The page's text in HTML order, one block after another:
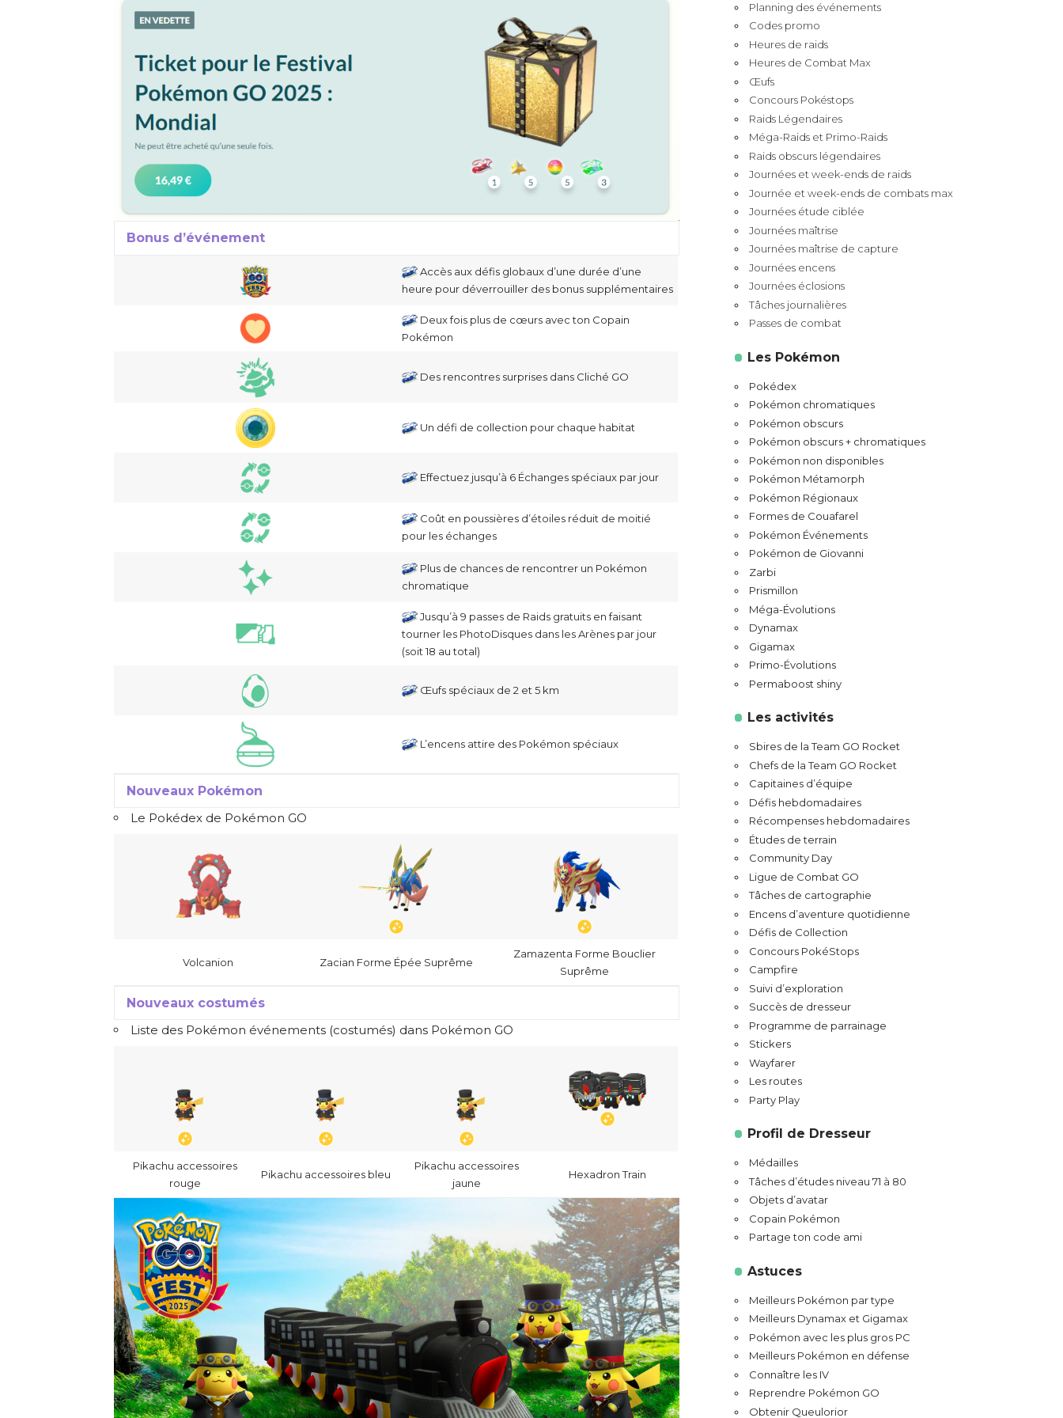
Bonus d’événement
Accès aux défis globaux d’une durée d’une
heure pour déverrouiller des bonus supplémentaires
Deux fois plus de cœurs avec ton Copain
Pokémon
Des rencontres surprises dans Cliché GO
Un défi de collection pour chaque habitat
Effectuez jusqu’à 6 Échanges spéciaux par jour
Coût en poussières d’étoiles réduit de moitié
pour les échanges
Plus de chances de rencontrer un Pokémon
chromatique
Jusqu’à 9 passes de Raids gratuits en faisant
tourner les PhotoDisques dans les Arènes par jour
(soit 18 au total)
Œufs spéciaux de 2 et 5 km
L’encens attire des Pokémon spéciaux
Nouveaux Pokémon
Le Pokédex de Pokémon GO
Volcanion Zacian Forme Épée Suprême
Zamazenta Forme Bouclier
Suprême
Nouveaux costumés
Liste des Pokémon événements (costumés) dans Pokémon GO
Pikachu accessoires
rouge
Pikachu accessoires bleu
Pikachu accessoires
jaune
Hexadron Train
Planning des événements
Codes promo
Heures de raids
Heures de Combat Max
Œufs
Concours Pokéstops
Raids Légendaires
Méga-Raids et Primo-Raids
Raids obscurs légendaires
Journées et week-ends de raids
Journée et week-ends de combats max
Journées étude ciblée
Journées maîtrise
Journées maîtrise de capture
Journées encens
Journées éclosions
Tâches journalières
Passes de combat
Les Pokémon
Pokédex
Pokémon chromatiques
Pokémon obscurs
Pokémon obscurs + chromatiques
Pokémon non disponibles
Pokémon Métamorph
Pokémon Régionaux
Formes de Couafarel
Pokémon Événements
Pokémon de Giovanni
Zarbi
Prismillon
Méga-Évolutions
Dynamax
Gigamax
Primo-Évolutions
Permaboost shiny
Les activités
Sbires de la Team GO Rocket
Chefs de la Team GO Rocket
Capitaines d’équipe
Défis hebdomadaires
Récompenses hebdomadaires
Études de terrain
Community Day
Ligue de Combat GO
Tâches de cartographie
Encens d’aventure quotidienne
Défis de Collection
Concours PokéStops
Campfire
Suivi d’exploration
Succès de dresseur
Programme de parrainage
Stickers
Wayfarer
Les routes
Party Play
Profil de Dresseur
Médailles
Tâches d’études niveau 71 à 80
Objets d’avatar
Copain Pokémon
Partage ton code ami
Astuces
Meilleurs Pokémon par type
Meilleurs Dynamax et Gigamax
Pokémon avec les plus gros PC
Meilleurs Pokémon en défense
Connaître les IV
Reprendre Pokémon GO
Obtenir Queulorior